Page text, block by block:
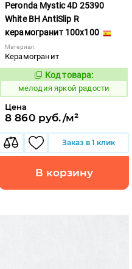
Peronda Mystic 4D 25390
White BH AntiSlip R
керамогранит 100x100
Материал:
Керамогранит
Код:
960202
Код товара:
мелодия яркой радости
Цена
8 860 руб./м²
Заказ в 1 клик
В корзину